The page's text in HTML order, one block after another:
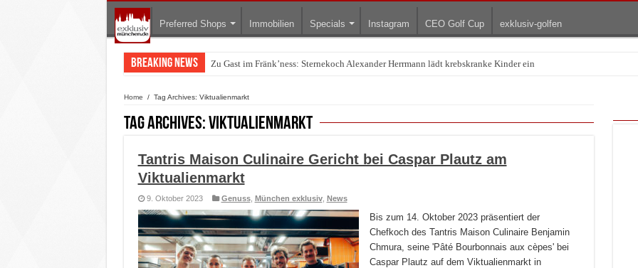
Preferred Shops Immobilien Specials Instagram CEO Golf Cup exklusiv-golfen
Breaking News Zu Gast im Fränk’ness: Sternekoch Alexander Herrmann lädt krebskranke Kinder ein
Warum München gerade zum Treffpunkt der Lingerie-Branche wurde
Home / Tag Archives: Viktualienmarkt
Tag Archives:Viktualienmarkt
Tantris Maison Culinaire Gericht bei Caspar Plautz am
Viktualienmarkt
9. Oktober 2023 Genuss, München exklusiv, News
Bis zum 14. Oktober 2023 präsentiert der
Chefkoch des Tantris Maison Culinaire Benjamin
Chmura, seine 'Pâté Bourbonnais aux cèpes' bei
Caspar Plautz auf dem Viktualienmarkt in